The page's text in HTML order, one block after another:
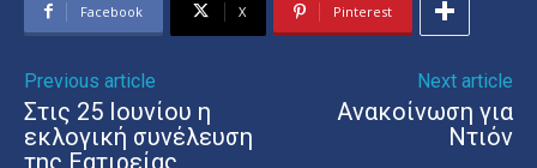
Facebook X Pinterest
Previous article
Στις 25 Ιουνίου η
εκλογική συνέλευση
της Εατιρείας
Next article
Ανακοίνωση για
Ντιόν